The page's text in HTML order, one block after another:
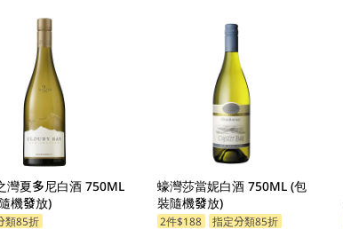
灣夏多尼白酒 750ML
機發放)
類85折
蠔灣莎當妮白酒 750ML (包
裝隨機發放)
2件$188 指定分類85折